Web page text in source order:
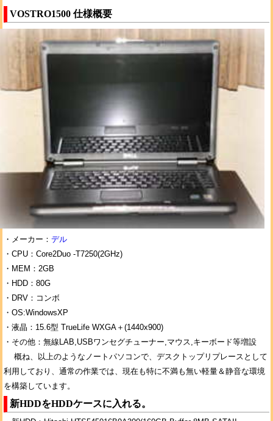
VOSTRO1500 仕様概要
・メーカー： デル
・CPU：Core2Duo -T7250(2GHz)
・MEM：2GB
・HDD：80G
・DRV：コンボ
・OS:WindowsXP
・液晶：15.6型 TrueLife WXGA＋(1440x900)
・その他：無線LAB,USBワンセグチューナー,マウス,キーボード等増設
概ね、以上のようなノートパソコンで、デスクトップリプレースとして
利用しており、通常の作業では、現在も特に不満も無い軽量＆静音な環境
を構築しています。
新HDDをHDDケースに入れる。